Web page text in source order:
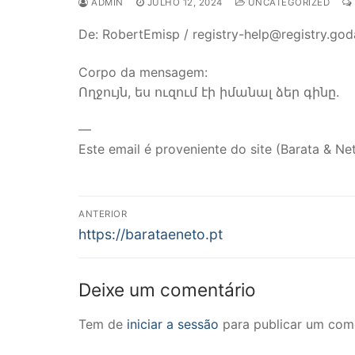
ADMIN JULHO 12, 2024 UNCATEGORIZED
De: RobertEmisp / registry-
Corpo da mensagem:
Ողջույն, ես ուզում էի իմանալ ձեր գինը.
—
Este email é proveniente do site (Barata &
Navegação
de
ANTERIOR
Previous
https://barataeneto.pt
Deixe um comentário
Tem de iniciar a sessão para publicar um